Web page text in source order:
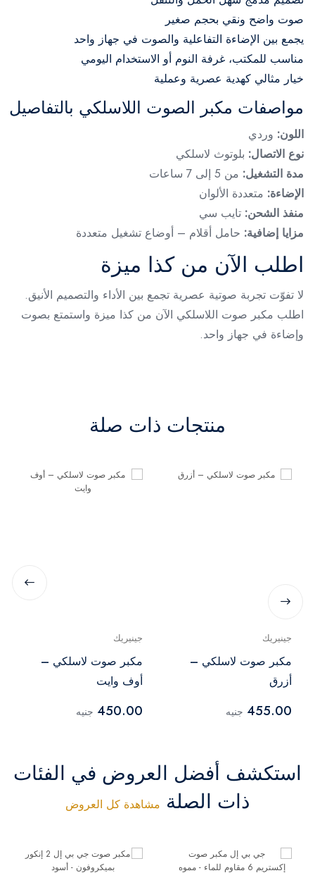
صوت واضح ونقي بحجم صغير
يجمع بين الإضاءة التفاعلية والصوت في جهاز واحد
مناسب للمكتب، غرفة النوم أو الاستخدام اليومي
خيار مثالي كهدية عصرية وعملية
مواصفات مكبر الصوت اللاسلكي بالتفاصيل
اللون: وردي
نوع الاتصال: بلوتوث لاسلكي
مدة التشغيل: من 5 إلى 7 ساعات
الإضاءة: متعددة الألوان
منفذ الشحن: تايب سي
مزايا إضافية: حامل أقلام – أوضاع تشغيل متعددة
اطلب الآن من كذا ميزة
لا تفوّت تجربة صوتية عصرية تجمع بين الأداء والتصميم الأنيق.
اطلب مكبر صوت اللاسلكي الآن من كذا ميزة واستمتع بصوت
وإضاءة في جهاز واحد.
منتجات ذات صلة
جينيريك
مكبر صوت لاسلكي –
أزرق
455.00 جنيه
جينيريك
مكبر صوت لاسلكي –
أوف وايت
450.00 جنيه
استكشف أفضل العروض في الفئات
ذات الصلة مشاهدة كل العروض